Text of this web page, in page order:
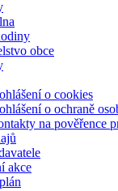
obce
o cookies
o ochraně
na pověřence
akce